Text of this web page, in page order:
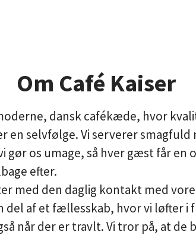
Om Café Kaiser
dansk cafékæde, hvor
en selvfølge. Vi serverer smagfuld
gør os umage, så hver gæst får en
efter.
med den daglig kontakt med
del af et fællesskab, hvor vi løfter i
når der er travlt. Vi tror på, at de